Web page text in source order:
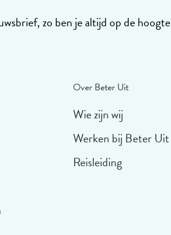
zo ben je altijd op de
Over Beter Uit
Wie zijn wij
Werken bij Beter Uit
Reisleiding